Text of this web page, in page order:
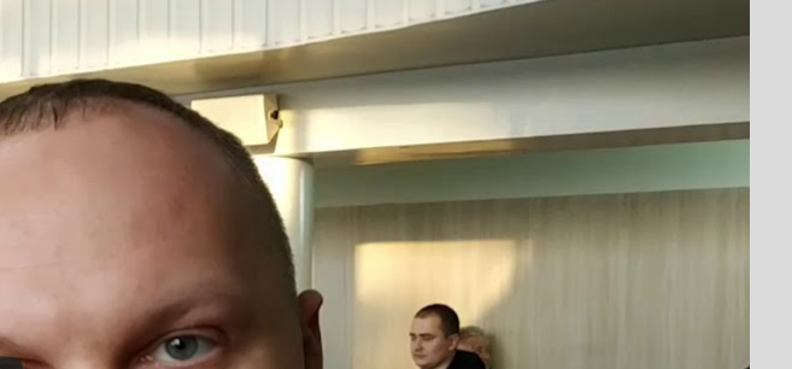
розвитку на три роки і
рік
розвитку міста Черкаси на 2020-2023 роки (ПСЕР). За словами міського
потреби міста.